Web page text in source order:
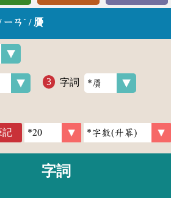
ㄧㄢˋ / 贗
字詞
記
字詞